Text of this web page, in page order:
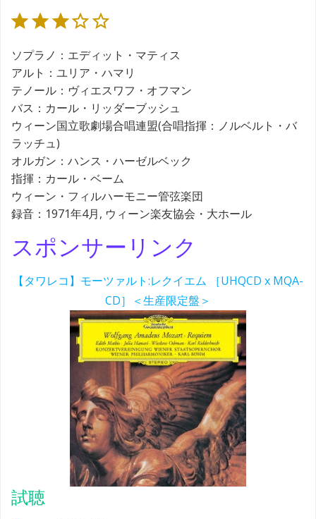
ソプラノ：エディット・マティス
アルト：ユリア・ハマリ
テノール：ヴィエスワフ・オフマン
バス：カール・リッダーブッシュ
ウィーン国立歌劇場合唱連盟(合唱指揮：ノルベルト・バ
ラッチュ)
オルガン：ハンス・ハーゼルベック
指揮：カール・ベーム
ウィーン・フィルハーモニー管弦楽団
録音：1971年4月, ウィーン楽友協会・大ホール
スポンサーリンク
【タワレコ】モーツァルト:レクイエム ［UHQCD x MQA-
CD］＜生産限定盤＞
試聴